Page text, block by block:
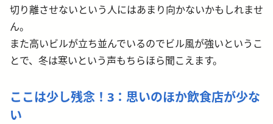
切り離させないという人にはあまり向かないかもしれませ
ん。
また高いビルが立ち並んでいるのでビル風が強いというこ
とで、冬は寒いという声もちらほら聞こえます。
ここは少し残念！3：思いのほか飲食店が少な
い